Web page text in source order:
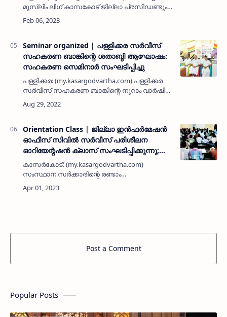
മുസ്ലിം ലീഗ് കാസകോട് ജില്ലാ പ്രസിഡണ്ടും
മുന്‍ നഗരസഭാ ചെയര്‍മാനുമായ ടിഇ
അബ്ദുല്ലയുടെ വീട് ജമാഅതെ ഇസ്ലാമി കേരള
Seminar organized | പള്ളിക്കര സര്‍വീസ്
സഹകരണ ബാങ്കിന്റെ ശതാബ്ദി ആഘോഷം:
സഹകരണ സെമിനാര്‍ സംഘടിപ്പിച്ചു
പള്ളിക്കര: (my.kasargodvartha.com) പള്ളിക്കര
സര്‍വീസ് സഹകരണ ബാങ്കിന്റെ നൂറാം വാര്‍ഷിക
പാര്‍കില്‍ സഹകരണ സെമിനാര്‍ സംഘടിപ്പിച്ചു.
Orientation Class | ജില്ലാ ഇന്‍ഫര്‍മേഷന്‍
ഓഫീസ് സിവില്‍ സര്‍വീസ് പരിശീലന
ഓറിയേന്റഷന്‍ ക്ലാസ് സംഘടിപ്പിക്കുന്നു;
വിദ്യാര്‍ഥികള്‍ക്ക് അവസരം
കാസര്‍കോട്: (my.kasargodvartha.com)
സംസ്ഥാന സര്‍ക്കാരിന്റെ രണ്ടാം
എന്റെ കേരളം പ്രദര്‍ശന വിപണന
Post a Comment
Popular Posts